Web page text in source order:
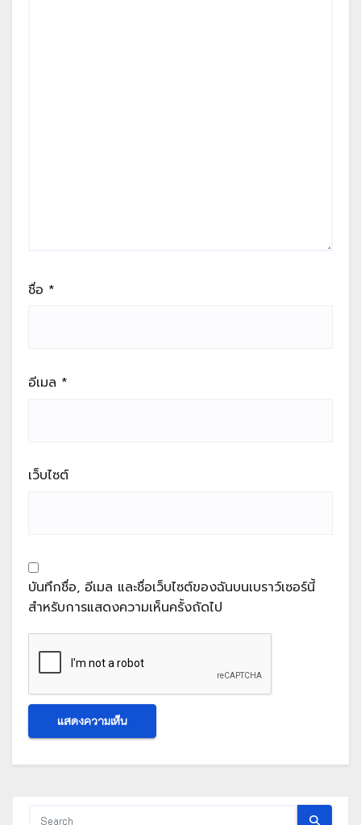
ชื่อ *
อีเมล *
เว็บไซต์
บันทึกชื่อ, อีเมล และชื่อเว็บไซต์ของฉันบนเบราว์เซอร์นี้
สำหรับการแสดงความเห็นครั้งถัดไป